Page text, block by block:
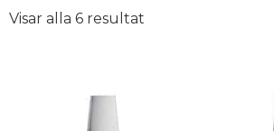
Visar alla 6 resultat